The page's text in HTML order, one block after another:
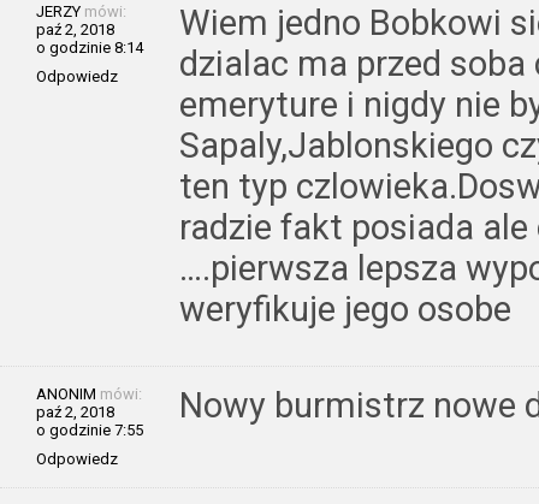
JERZY mówi:
paź 2, 2018
o godzinie 8:14
Odpowiedz
Wiem jedno Bobkowi
dzialac ma przed
emeryture i nigdy nie
Sapaly,Jablonskiego
ten typ
radzie fakt posiada
….pierwsza lepsza
weryfikuje jego osobe
ANONIM mówi:
paź 2, 2018
o godzinie 7:55
Odpowiedz
Nowy burmistrz nowe